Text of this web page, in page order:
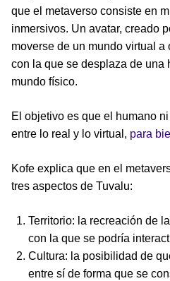
que el metaverso consiste en
inmersivos. Un avatar, creado
moverse de un mundo virtual a
con la que se desplaza de una
mundo físico.
El objetivo es que el humano
entre lo real y lo virtual, para
Kofe explica que en el
tres aspectos de Tuvalu:
Territorio: la recreación de
con la que se podría
Cultura: la posibilidad de
entre sí de forma que se